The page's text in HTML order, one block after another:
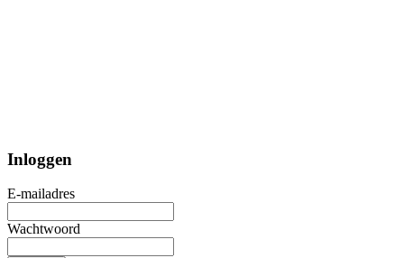
Inloggen
E-mailadres
Wachtwoord